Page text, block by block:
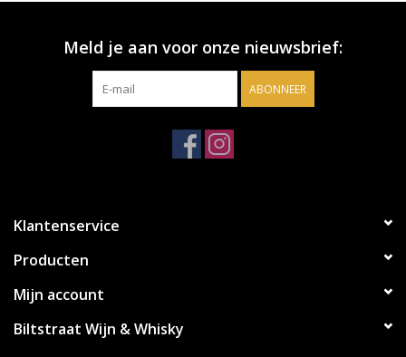
Meld je aan voor onze nieuwsbrief:
ABONNEER
Klantenservice
Producten
Mijn account
Biltstraat Wijn & Whisky